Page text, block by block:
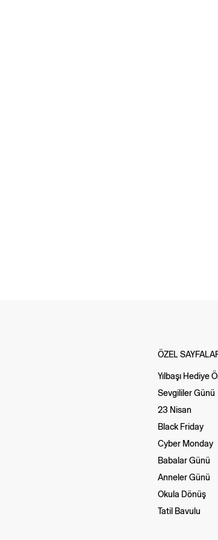
ÖZEL
Yılbaşı Hediye
Sevgililer Günü
23 Nisan
Black Friday
Cyber Monday
Babalar Günü
Anneler Günü
Okula Dönüş
Tatil Bavulu